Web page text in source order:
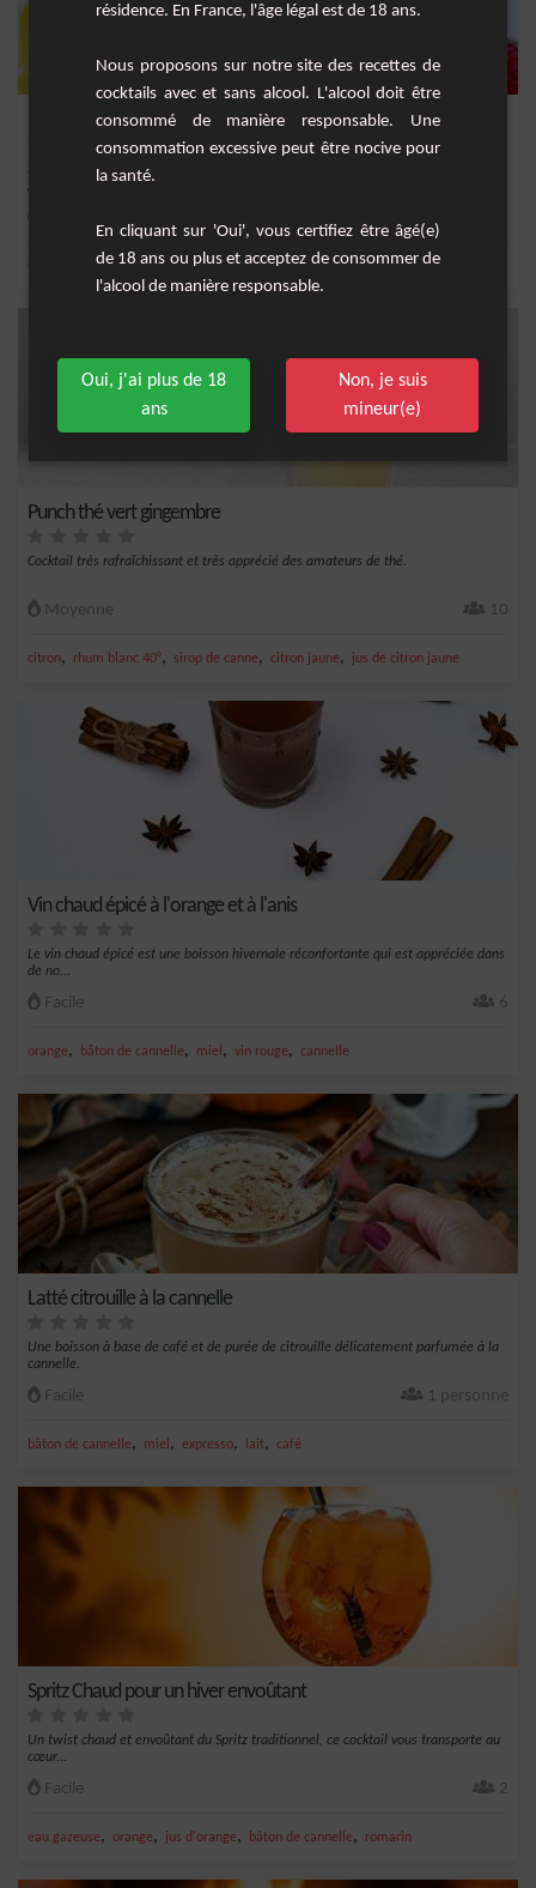
Negritaberries
Si vous cherchez un cocktail fruité et épicé pour surprendre vos papilles
gustatives, c...
citron citron vert frais,rhum ambré,miel,Jus de pomme
Punch thé vert gingembre
Cocktail très rafraîchissant et très apprécié des amateurs de thé.
Moyenne 10
citron, rhum blanc 40°, sirop de canne, citron jaune, jus de citron jaune
Vin chaud épicé à l'orange et à l'anis
Le vin chaud épicé est une boisson hivernale réconfortante qui est appréciée dans
de no...
Facile 6
orange, bâton de cannelle, miel , vin rouge, cannelle
Latté citrouille à la cannelle
Une boisson à base de café et de purée de citrouille délicatement parfumée à la
cannelle.
Facile 1 personne
bâton de cannelle, miel , expresso, lait, café
Spritz Chaud pour un hiver envoûtant
Un twist chaud et envoûtant du Spritz traditionnel, ce cocktail vous transporte au
cœur...
Facile 2
eau gazeuse, orange, jus d'orange, bâton de cannelle, romarin
résidence. En France, l'âge légal est de 18 ans.
Nous proposons sur notre site des recettes de
cocktails avec et sans alcool. L'alcool doit être
consommé de manière responsable. Une
consommation excessive peut être nocive pour
la santé.
En cliquant sur 'Oui', vous certifiez être âgé(e)
de 18 ans ou plus et acceptez de consommer de
l'alcool de manière responsable.
Oui, j'ai plus de 18
ans
Non, je suis
mineur(e)